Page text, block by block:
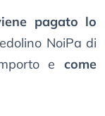
pagato lo
NoiPa di
e come